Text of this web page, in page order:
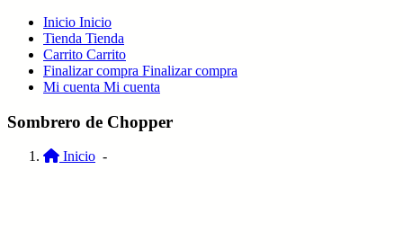
Inicio Inicio
Tienda Tienda
Carrito Carrito
Finalizar compra Finalizar compra
Mi cuenta Mi cuenta
Sombrero de Chopper
Inicio -